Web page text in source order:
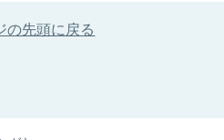
の先頭に戻る